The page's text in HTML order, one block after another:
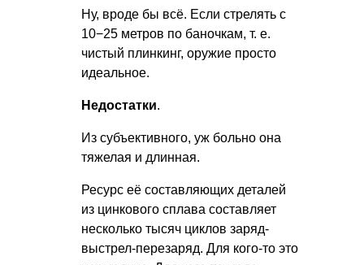
Ну, вроде бы всё. Если стрелять с
10−25 метров по баночкам, т. е.
чистый плинкинг, оружие просто
идеальное.
Недостатки.
Из субъективного, уж больно она
тяжелая и длинная.
Ресурс её составляющих деталей
из цинкового сплава составляет
несколько тысяч циклов заряд-
выстрел-перезаряд. Для кого-то это